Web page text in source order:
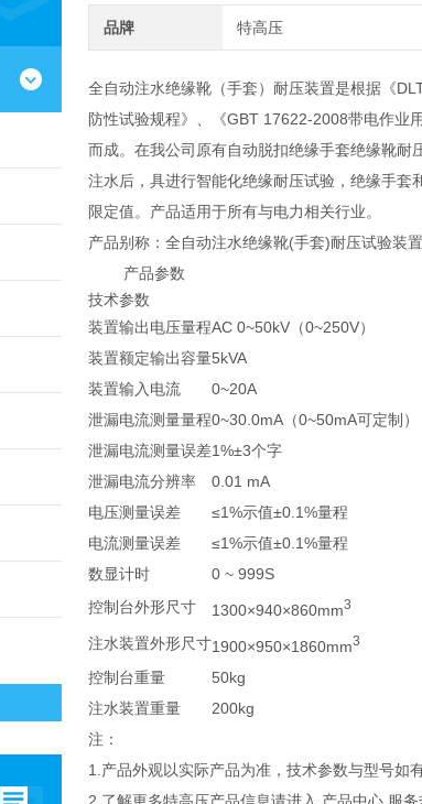
品牌 特高压
全自动注水绝缘靴（手套）耐压装置是根据《
防性试验规程》、《GBT 17622-2008带电作业
而成。在我公司原有自动脱扣绝缘手套绝缘靴
注水后，具进行智能化绝缘耐压试验，绝缘手
限定值。产品适用于所有与电力相关行业。
产品别称：全自动注水绝缘靴(手套)耐压试验装
产品参数
技术参数
装置输出电压量程AC 0~50kV（0~250V）
装置额定输出容量5kVA
装置输入电流
0~20A
泄漏电流测量量程0~30.0mA（0~50mA可定制）
泄漏电流测量误差1%±3个字
泄漏电流分辨率
0.01 mA
电压测量误差
≤1%示值±0.1%量程
电流测量误差
≤1%示值±0.1%量程
数显计时
0 ~ 999S
控制台外形尺寸
1300×940×860mm3
注水装置外形尺寸1900×950×1860mm3
控制台重量
50kg
注水装置重量
200kg
注：
1.产品外观以实际产品为准，技术参数与型号如